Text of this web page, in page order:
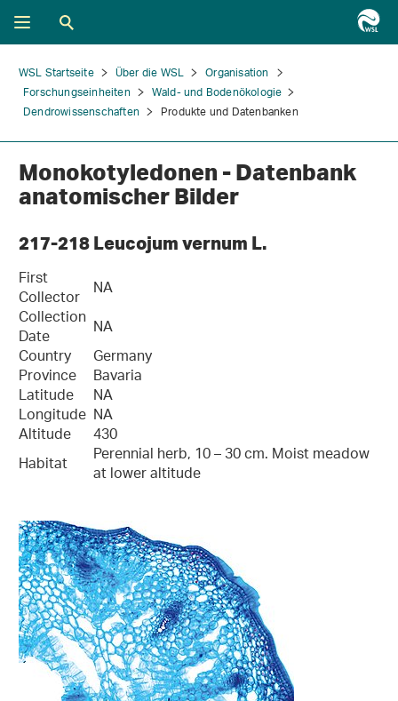
WSL Startseite Über die WSL
Organisation
Forschungseinheiten
Wald- und Bodenökologie
Dendrowissenschaften
Produkte und Datenbanken
Monokotyledonen - Datenbank
anatomischer Bilder
217-218 Leucojum vernum L.
First
Collector NA
Collection
Date
NA
Country
Germany
Province Bavaria
Latitude NA
Longitude NA
Altitude
430
Habitat
Perennial herb, 10 – 30 cm. Moist meadow
at lower altitude